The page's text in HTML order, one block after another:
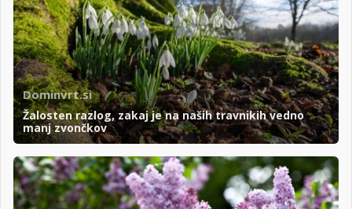
Dominvrt.si
Žalosten razlog, zakaj je na naših travnikih vedno
manj zvončkov